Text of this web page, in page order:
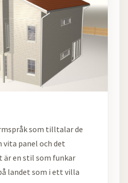
som tilltalar de
vita panel och det
är en stil som funkar
landet som i ett villa